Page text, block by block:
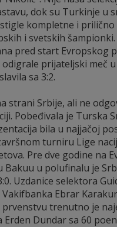
dok su Turkinje u
kompletne i prilično
i svetskih
pred start Evropskog
odigrale prijateljski meč
sa 3:2.
strani Srbije, ali ne
Pobeđivala je Turska
bila u najjačoj
turniru Lige
Pre dve godine na
Bakuu u polufinalu je
Uzdanice selektora
Ebrar
prvenstvu trenutno je
Erden Dundar sa 60